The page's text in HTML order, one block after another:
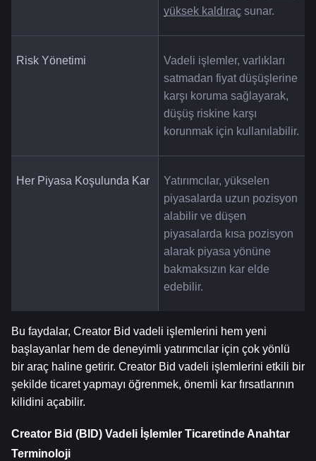
yüksek kaldıraç sunar.
Risk Yönetimi
Vadeli işlemler, varlıkları
satmadan fiyat düşüşlerine
karşı koruma sağlayarak,
düşüş riskine karşı
korunmak için kullanılabilir.
Her Piyasa Koşulunda Kar
Yatırımcılar, yükselen
piyasalarda uzun pozisyon
alabilir ve düşen
piyasalarda kısa pozisyon
alarak piyasa yönüne
bakmaksızın kar elde
edebilir.
Bu faydalar, Creator Bid vadeli işlemlerini hem yeni
başlayanlar hem de deneyimli yatırımcılar için çok yönlü
bir araç haline getirir. Creator Bid vadeli işlemlerini etkili bir
şekilde ticaret yapmayı öğrenmek, önemli kar fırsatlarının
kilidini açabilir.
Creator Bid (BID) Vadeli İşlemler Ticaretinde Anahtar
Terminoloji